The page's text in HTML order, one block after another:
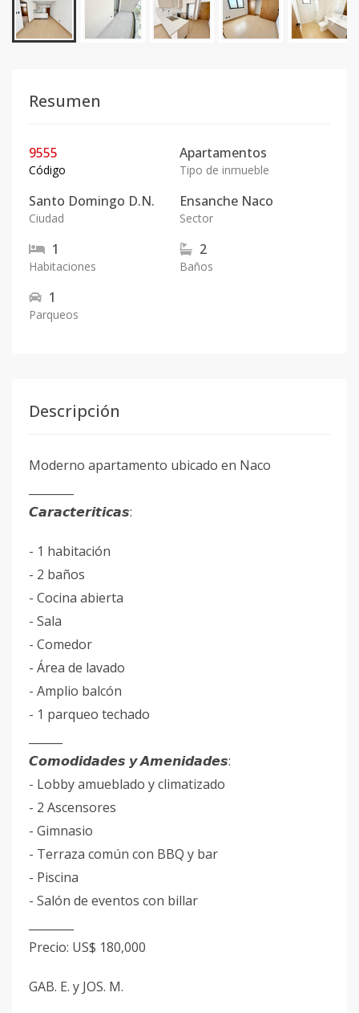
Resumen
9555
Código
Apartamentos
Tipo de inmueble
Santo Domingo D.N.
Ciudad
Ensanche Naco
Sector
1
Habitaciones
2
Baños
1
Parqueos
Descripción
Moderno apartamento ubicado en Naco
𝘾𝙖𝙧𝙖𝙘𝙩𝙚𝙧𝙞𝙩𝙞𝙘𝙖𝙨:
- 1 habitación
- 2 baños
- Cocina abierta
- Sala
- ⁠Comedor
- Área de lavado
- Amplio balcón
- 1 parqueo techado
𝘾𝙤𝙢𝙤𝙙𝙞𝙙𝙖𝙙𝙚𝙨 𝙮 𝘼𝙢𝙚𝙣𝙞𝙙𝙖𝙙𝙚𝙨:
- Lobby amueblado y climatizado
- 2 Ascensores
- Gimnasio
- Terraza común con BBQ y bar
- Piscina
- Salón de eventos con billar
Precio: US$ 180,000
GAB. E. y JOS. M.